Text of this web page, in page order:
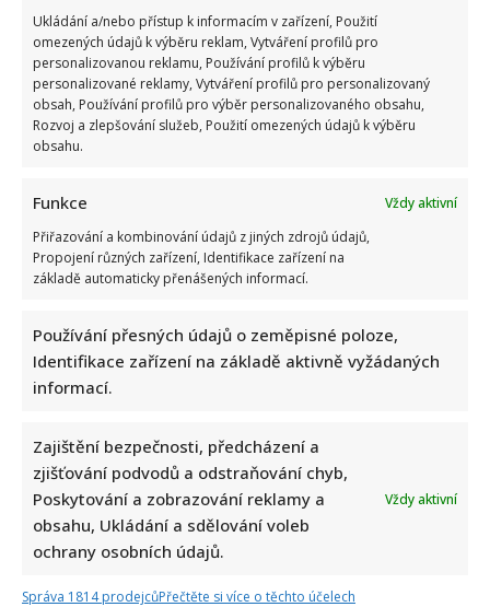
Ukládání a/nebo přístup k informacím v zařízení, Použití
omezených údajů k výběru reklam, Vytváření profilů pro
personalizovanou reklamu, Používání profilů k výběru
personalizované reklamy, Vytváření profilů pro personalizovaný
obsah, Používání profilů pro výběr personalizovaného obsahu,
Rozvoj a zlepšování služeb, Použití omezených údajů k výběru
obsahu.
Funkce
Vždy aktivní
Přiřazování a kombinování údajů z jiných zdrojů údajů,
Propojení různých zařízení, Identifikace zařízení na
základě automaticky přenášených informací.
Používání přesných údajů o zeměpisné poloze,
Identifikace zařízení na základě aktivně vyžádaných
informací.
Zajištění bezpečnosti, předcházení a
zjišťování podvodů a odstraňování chyb,
Poskytování a zobrazování reklamy a
obsahu, Ukládání a sdělování voleb
ochrany osobních údajů.
Vždy aktivní
Správa 1814 prodejcůPřečtěte si více o těchto účelech